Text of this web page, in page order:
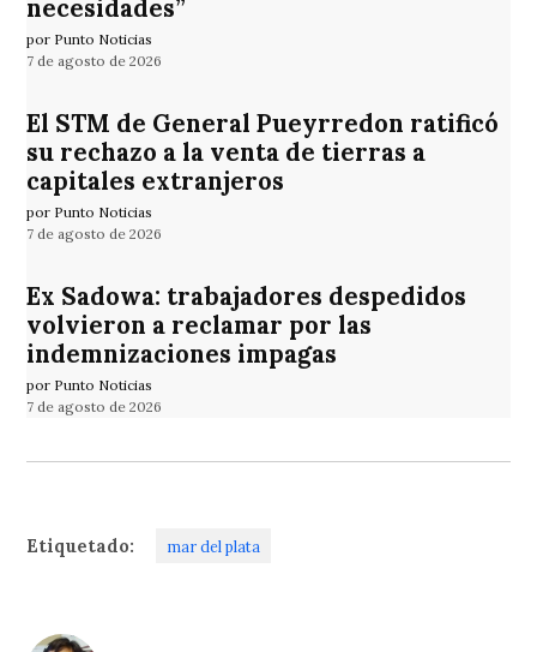
necesidades”
por Punto Noticias
7 de agosto de 2026
El STM de General Pueyrredon ratificó
su rechazo a la venta de tierras a
capitales extranjeros
por Punto Noticias
7 de agosto de 2026
Ex Sadowa: trabajadores despedidos
volvieron a reclamar por las
indemnizaciones impagas
por Punto Noticias
7 de agosto de 2026
Etiquetado: mar del plata